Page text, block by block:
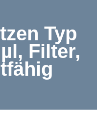
Typ
Filter,